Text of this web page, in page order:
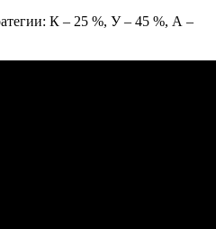
К – 25 %, У – 45 %, А –